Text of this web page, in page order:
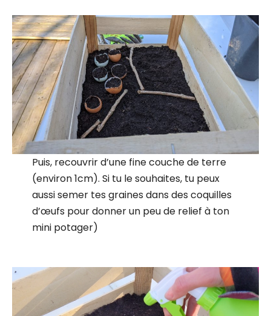
Puis, recouvrir d’une fine couche de terre
(environ 1cm). Si tu le souhaites, tu peux
aussi semer tes graines dans des coquilles
d’œufs pour donner un peu de relief à ton
mini potager)